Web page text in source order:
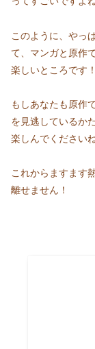
このように、やっ
て、マンガと原作
楽しいところです！
もしあなたも原作
を見逃しているか
楽しんでくださいね
これからますます
離せません！